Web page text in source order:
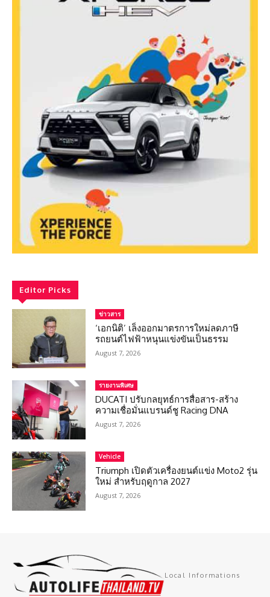
Editor Picks
ข่าวสาร
‘เอกนิติ’ เล็งออกมาตรการใหม่ลดภาษี
รถยนต์ไฟฟ้าหนุนแข่งขันเป็นธรรม
August 7, 2026
รายงานพิเศษ
DUCATI ปรับกลยุทธ์การสื่อสาร-สร้าง
ความเชื่อมั่นแบรนด์ชู Racing DNA
August 7, 2026
Vehicle
Triumph เปิดตัวเครื่องยนต์แข่ง Moto2 รุ่น
ใหม่ สำหรับฤดูกาล 2027
August 7, 2026
Local Informations